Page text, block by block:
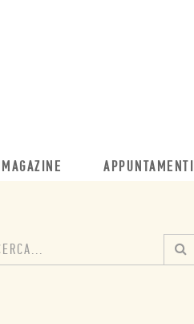
MAGAZINE APPUNTAMENTI